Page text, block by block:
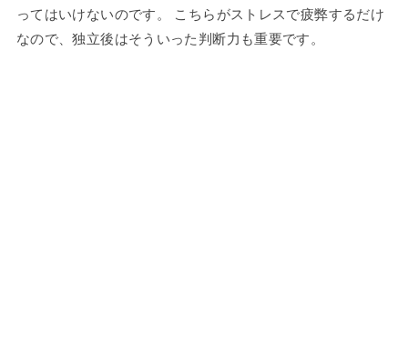
ってはいけないのです。 こちらがストレスで疲弊するだけ
なので、独立後はそういった判断力も重要です。